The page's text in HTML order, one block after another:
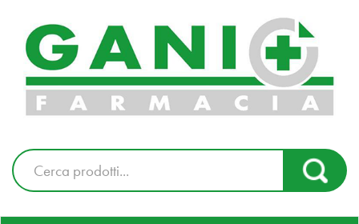
contenuto
principale
Farmacia
Gani
Ordina
online
Cerca
Prodotto
Cerca